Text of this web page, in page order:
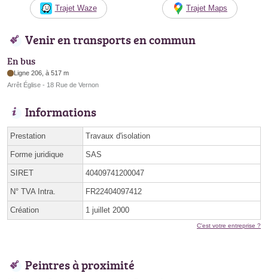
Trajet Waze Trajet Maps
Venir en transports en commun
En bus
Ligne 206, à 517 m
Arrêt Église - 18 Rue de Vernon
Informations
Prestation Travaux d'isolation
Forme juridique SAS
SIRET 40409741200047
N° TVA Intra. FR22404097412
Création 1 juillet 2000
C'est votre entreprise ?
Peintres à proximité